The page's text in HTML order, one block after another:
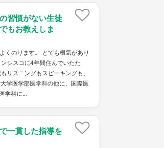
習慣がない生徒
もお教えしま
くのります。 とても根気があり
シスコに4年間住んでいたた
リスニングもスピーキングも、
学医学部医学科の他に、国際医
学科に...
一貫した指導を